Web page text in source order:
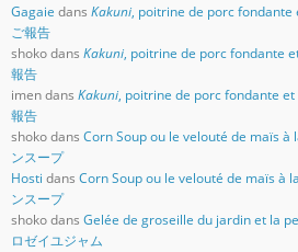
Gagaie dans Kakuni, poitrine de porc fondante
ご報告
shokodans Kakuni, poitrine de porc fondante
報告
imendans Kakuni, poitrine de porc fondante et
報告
shokodans Corn Soup ou le velouté de maïs à
ンスープ
Hosti dans Corn Soup ou le velouté de maïs à
ンスープ
shokodans Gelée de groseille du jardin et la
ロゼイユジャム